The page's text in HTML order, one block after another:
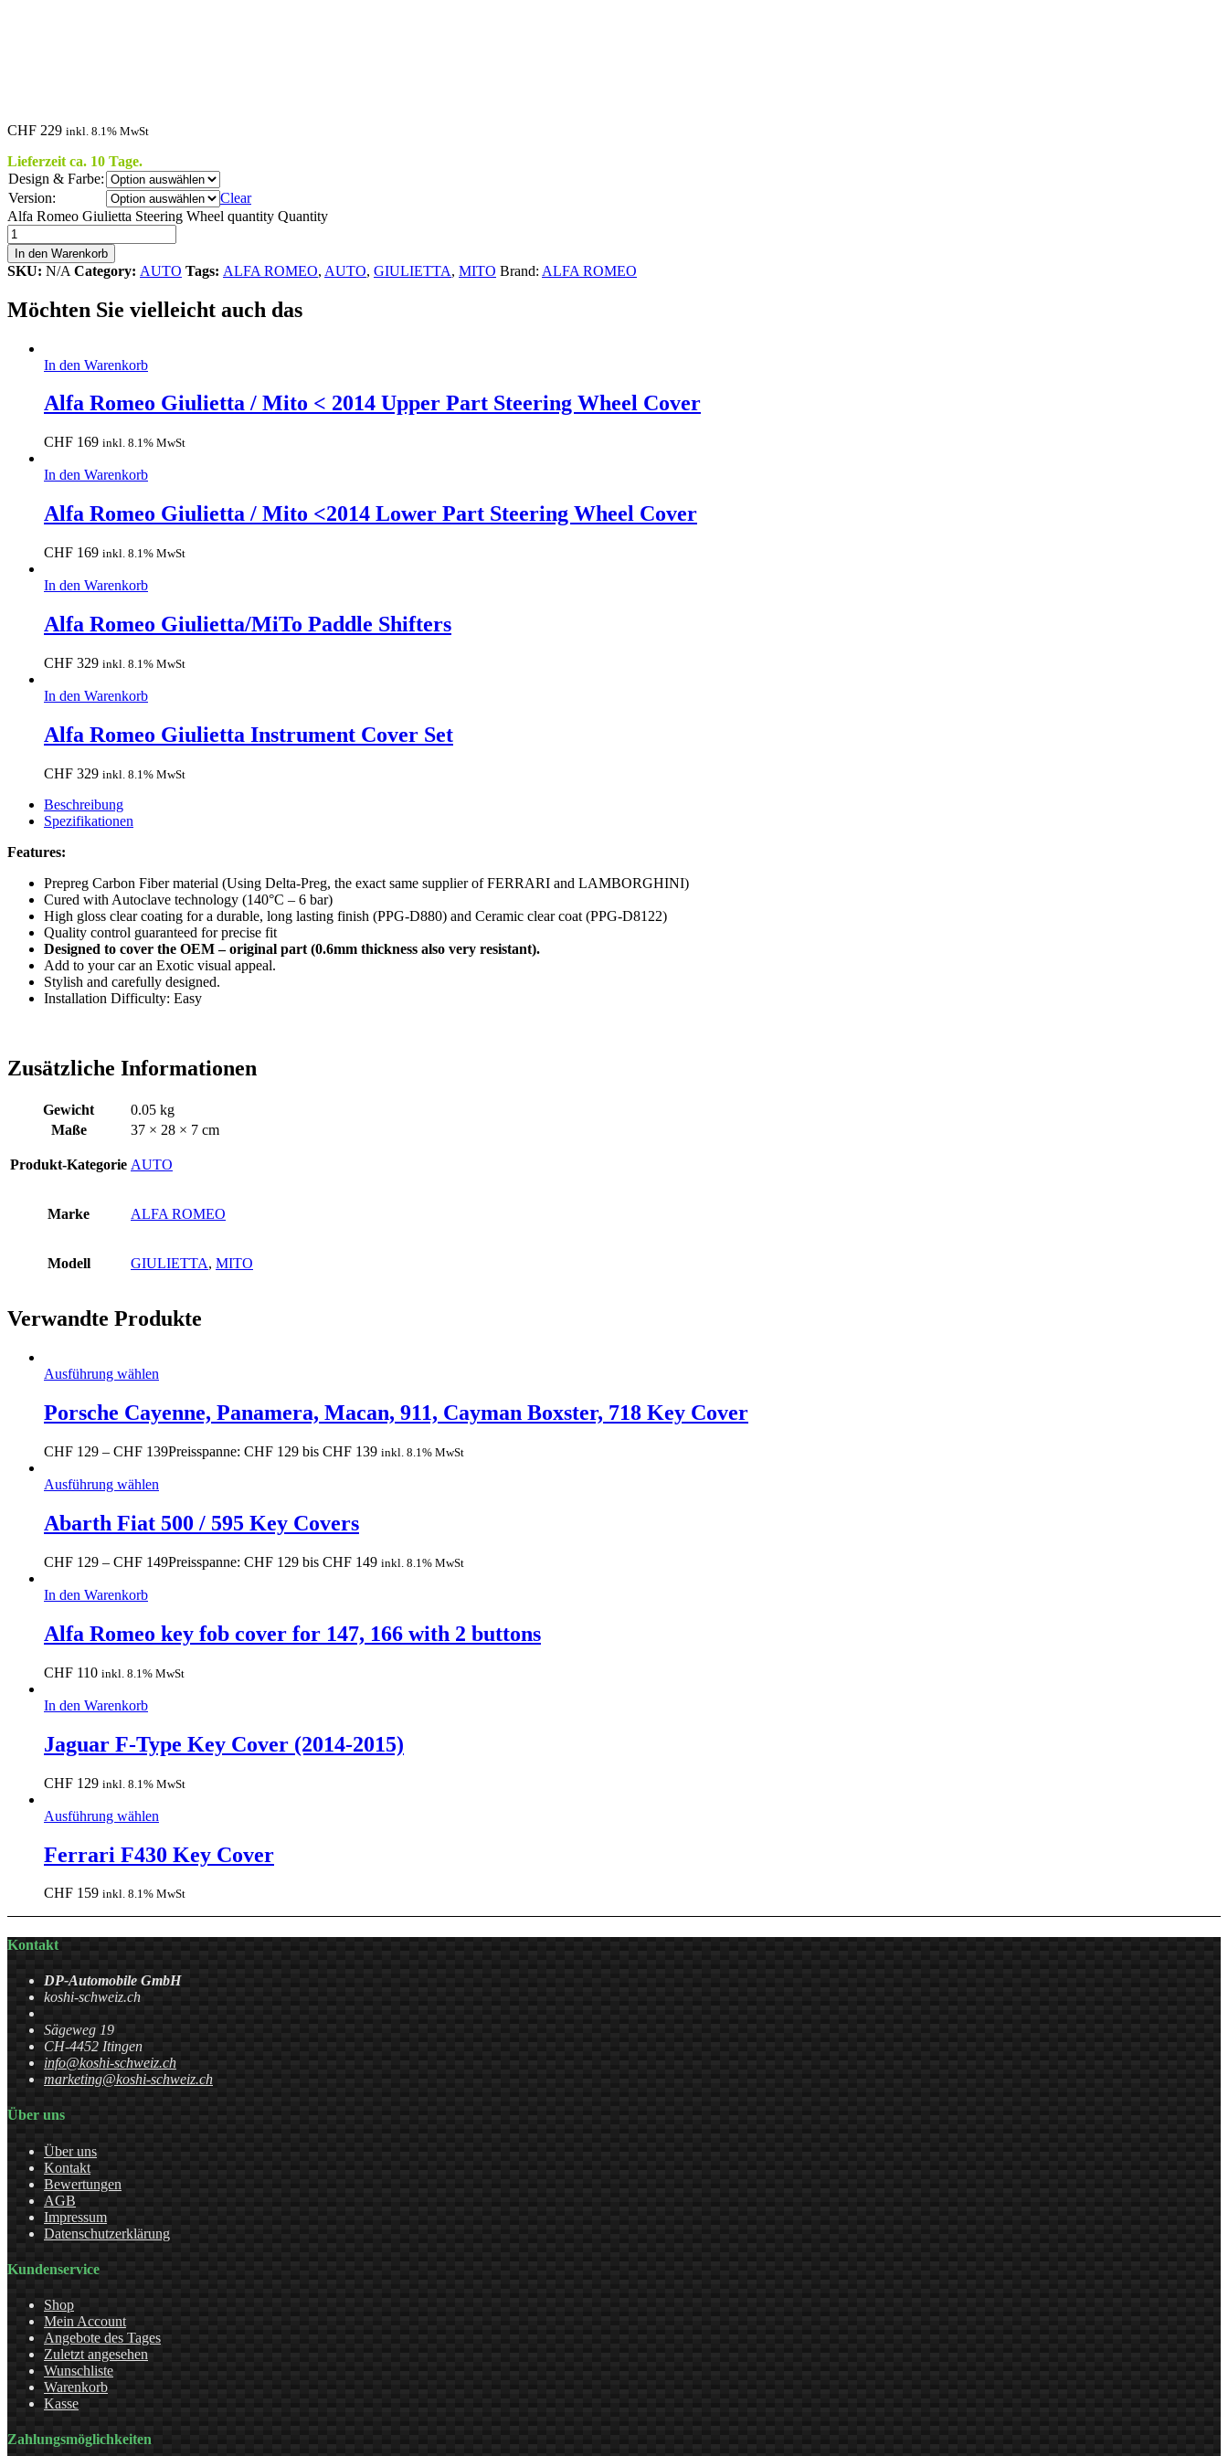
CHF 229 inkl. 8.1% MwSt
Lieferzeit ca. 10 Tage.
Design & Farbe:
Version:
Clear
Alfa Romeo Giulietta Steering Wheel quantity Quantity
In den Warenkorb
SKU: N/A Category: AUTO Tags: ALFA ROMEO, AUTO, GIULIETTA, MITO Brand: ALFA ROMEO
Möchten Sie vielleicht auch das
In den Warenkorb
Alfa Romeo Giulietta / Mito < 2014 Upper Part Steering Wheel Cover
CHF 169 inkl. 8.1% MwSt
In den Warenkorb
Alfa Romeo Giulietta / Mito <2014 Lower Part Steering Wheel Cover
CHF 169 inkl. 8.1% MwSt
In den Warenkorb
Alfa Romeo Giulietta/MiTo Paddle Shifters
CHF 329 inkl. 8.1% MwSt
In den Warenkorb
Alfa Romeo Giulietta Instrument Cover Set
CHF 329 inkl. 8.1% MwSt
Beschreibung
Spezifikationen
Features:
Prepreg Carbon Fiber material (Using Delta-Preg, the exact same supplier of FERRARI and LAMBORGHINI)
Cured with Autoclave technology (140°C – 6 bar)
High gloss clear coating for a durable, long lasting finish (PPG-D880) and Ceramic clear coat (PPG-D8122)
Quality control guaranteed for precise fit
Designed to cover the OEM – original part (0.6mm thickness also very resistant).
Add to your car an Exotic visual appeal.
Stylish and carefully designed.
Installation Difficulty: Easy
Zusätzliche Informationen
Gewicht
0.05 kg
Maße
37 × 28 × 7 cm
Produkt-Kategorie AUTO
Marke ALFA ROMEO
Modell GIULIETTA, MITO
Verwandte Produkte
Ausführung wählen
Porsche Cayenne, Panamera, Macan, 911, Cayman Boxster, 718 Key Cover
CHF 129 – CHF 139Preisspanne: CHF 129 bis CHF 139 inkl. 8.1% MwSt
Ausführung wählen
Abarth Fiat 500 / 595 Key Covers
CHF 129 – CHF 149Preisspanne: CHF 129 bis CHF 149 inkl. 8.1% MwSt
In den Warenkorb
Alfa Romeo key fob cover for 147, 166 with 2 buttons
CHF 110 inkl. 8.1% MwSt
In den Warenkorb
Jaguar F-Type Key Cover (2014-2015)
CHF 129 inkl. 8.1% MwSt
Ausführung wählen
Ferrari F430 Key Cover
CHF 159 inkl. 8.1% MwSt
Kontakt
DP-Automobile GmbH
koshi-schweiz.ch
Sägeweg 19
CH-4452 Itingen
info@koshi-schweiz.ch
marketing@koshi-schweiz.ch
Über uns
Über uns
Kontakt
Bewertungen
AGB
Impressum
Datenschutzerklärung
Kundenservice
Shop
Mein Account
Angebote des Tages
Zuletzt angesehen
Wunschliste
Warenkorb
Kasse
Zahlungsmöglichkeiten